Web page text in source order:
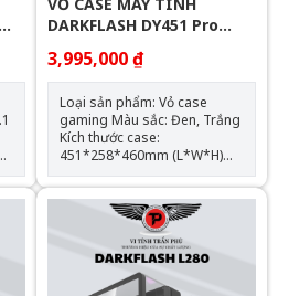
DARKFLASH DY451 Pro
3,995,000 ₫
Loại sản phẩm: Vỏ case
gaming Màu sắc: Đen, Trắng
Kích thước case:
451*258*460mm (L*W*H)
Chất liệu: Kim loại/kính cường
lực Hỗ trợ mainboard: ATX,
M-ATX, ITX Hỗ trợ: 5 x SSD;5 x
HDD; no ODD; ATX PSU
Support max VGA: 420mm
Support max CPU Cooler: